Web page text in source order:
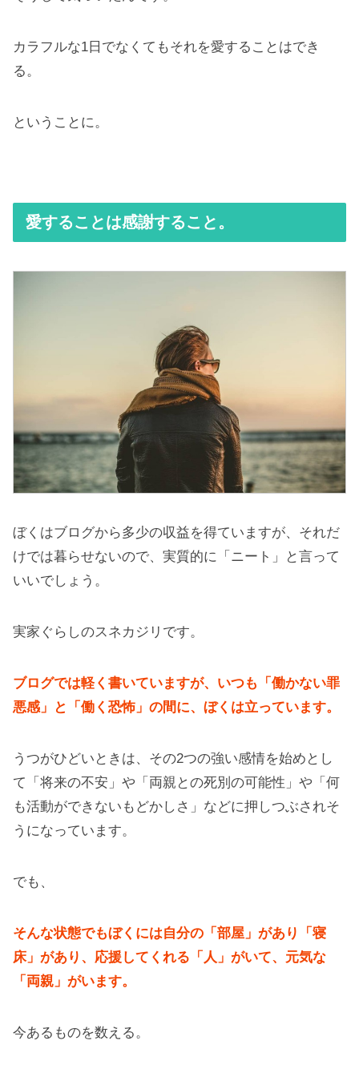
カラフルな1日でなくてもそれを愛することはでき
る。
ということに。
愛することは感謝すること。
ぼくはブログから多少の収益を得ていますが、それだ
けでは暮らせないので、実質的に「ニート」と言って
いいでしょう。
実家ぐらしのスネカジリです。
ブログでは軽く書いていますが、いつも「働かない罪
悪感」と「働く恐怖」の間に、ぼくは立っています。
うつがひどいときは、その2つの強い感情を始めとし
て「将来の不安」や「両親との死別の可能性」や「何
も活動ができないもどかしさ」などに押しつぶされそ
うになっています。
でも、
そんな状態でもぼくには自分の「部屋」があり「寝
床」があり、応援してくれる「人」がいて、元気な
「両親」がいます。
今あるものを数える。